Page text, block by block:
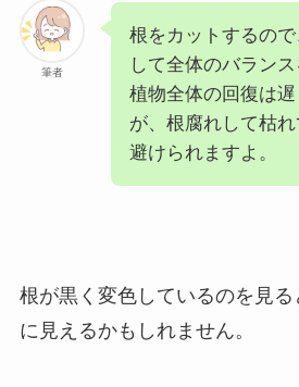
筆者
根をカットするので
して全体のバランス
植物全体の回復は
が、根腐れして枯
避けられますよ。
根が黒く変色しているのを見
に見えるかもしれません。